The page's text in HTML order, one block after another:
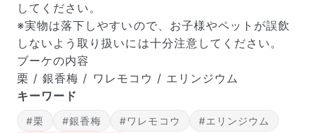
してください。
※実物は落下しやすいので、お子様やペットが誤飲
しないよう取り扱いには十分注意してください。
ブーケの内容
栗 / 銀香梅 / ワレモコウ / エリンジウム
キーワード
#栗 #銀香梅 #ワレモコウ #エリンジウム